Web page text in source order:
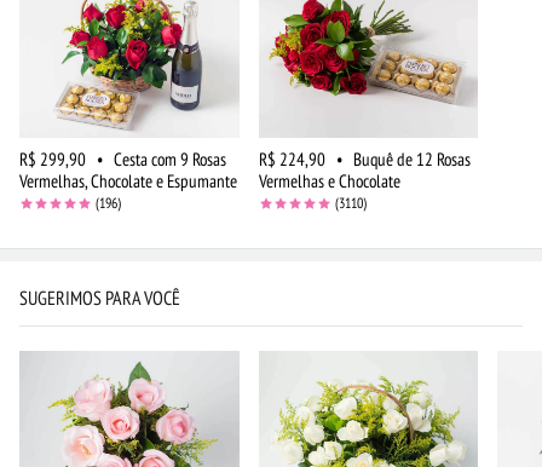
R$ 299,90 • Cesta com 9 Rosas
Vermelhas, Chocolate e Espumante
(196)
R$ 224,90 • Buquê de 12 Rosas
Vermelhas e Chocolate
(3110)
SUGERIMOS PARA VOCÊ